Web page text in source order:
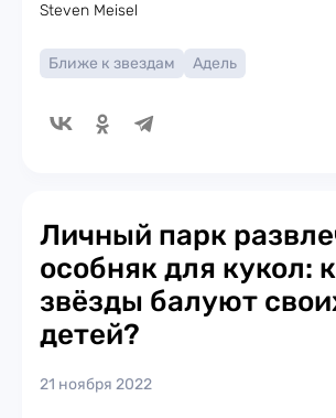
Steven Meisel
Ближе к звездам Адель
Личный парк
особняк для кукол:
звёзды балуют
детей?
21 ноября 2022